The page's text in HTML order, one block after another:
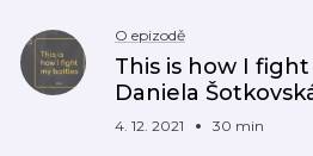
O epizodě
This is how I
Daniela
4. 12. 2021 30 min